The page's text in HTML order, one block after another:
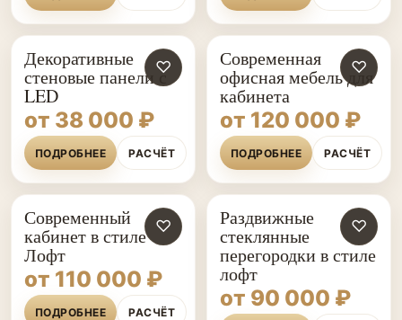
♡
Декоративные
стеновые панели с
LED
от 38 000 ₽
ПОДРОБНЕЕ РАСЧЁТ
♡
Современная
офисная мебель для
кабинета
от 120 000 ₽
ПОДРОБНЕЕ РАСЧЁТ
♡
Современный
кабинет в стиле
Лофт
от 110 000 ₽
ПОДРОБНЕЕ РАСЧЁТ
♡
Раздвижные
стеклянные
перегородки в стиле
лофт
от 90 000 ₽